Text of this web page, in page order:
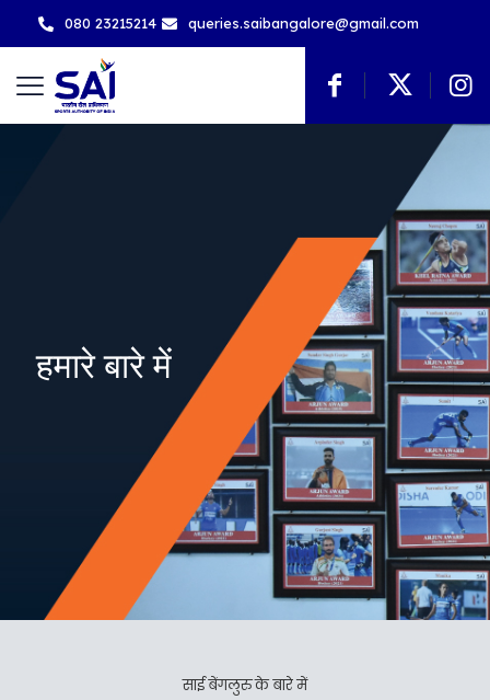
080 23215214 queries.saibangalore@gmail.com
हमारे बारे में
साई बेंगलुरु के बारे में